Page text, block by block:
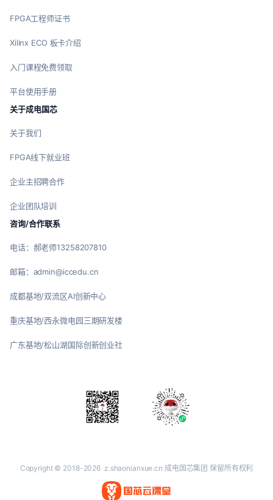
FPGA工程师证书
Xilinx ECO 板卡介绍
入门课程免费领取
平台使用手册
关于成电国芯
关于我们
FPGA线下就业班
企业主招聘合作
企业团队培训
咨询/合作联系
电话：郝老师13258207810
邮箱：admin@iccedu.cn
成都基地/双流区AI创新中心
重庆基地/西永微电园三期研发楼
广东基地/松山湖国际创新创业社
Copyright © 2018-2026 z.shaonianxue.cn 成电国芯集团 保留所有权利